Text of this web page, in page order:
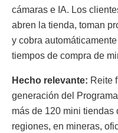
cámaras e IA. Los
abren la tienda, toman
y cobra
tiempos de compra de
Hecho relevante: Reite
generación del
más de 120 mini
regiones, en mineras,